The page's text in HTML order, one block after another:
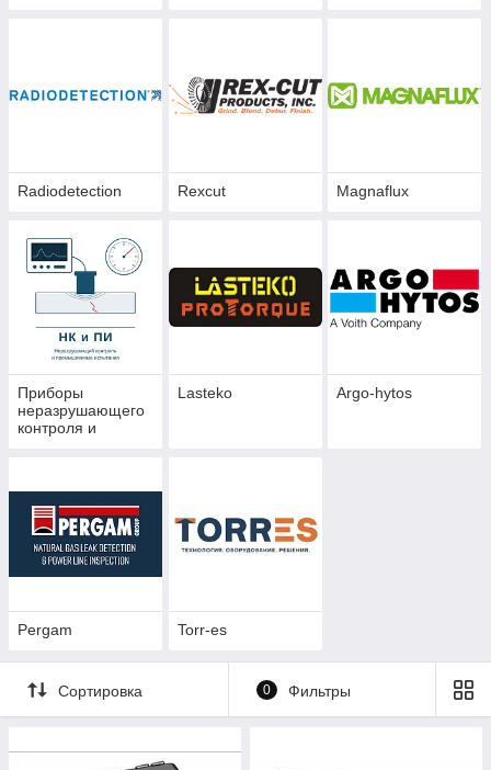
Radiodetection Rexcut Magnaflux
Приборы
неразрушающего
контроля и
Lasteko Argo-hytos
Pergam Torr-es
Сортировка 0 Фильтры